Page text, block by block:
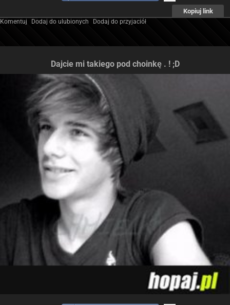
Kopiuj link
Komentuj Dodaj do ulubionych Dodaj do przyjaciół
Dajcie mi takiego pod choinkę . ! ;D